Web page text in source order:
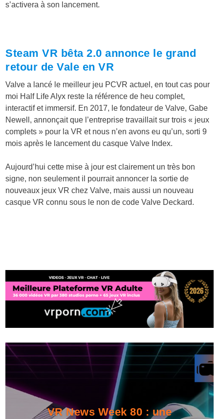
s’activera à son lancement.
Steam VR bêta 2.0 annonce le grand
retour de Vale en VR
Valve a lancé le meilleur jeu PCVR actuel, en tout cas pour
moi Half Life Alyx reste la référence de heu complet,
interactif et immersif. En 2017, le fondateur de Valve, Gabe
Newell, annonçait que l’entreprise travaillait sur trois « jeux
complets » pour la VR et nous n’en avons eu qu’un, sorti 9
mois après le lancement du casque Valve Index.
Aujourd’hui cette mise à jour est clairement un très bon
signe, non seulement il pourrait annoncer la sortie de
nouveaux jeux VR chez Valve, mais aussi un nouveau
casque VR connu sous le non de code Valve Deckard.
VR News Week 80 : une